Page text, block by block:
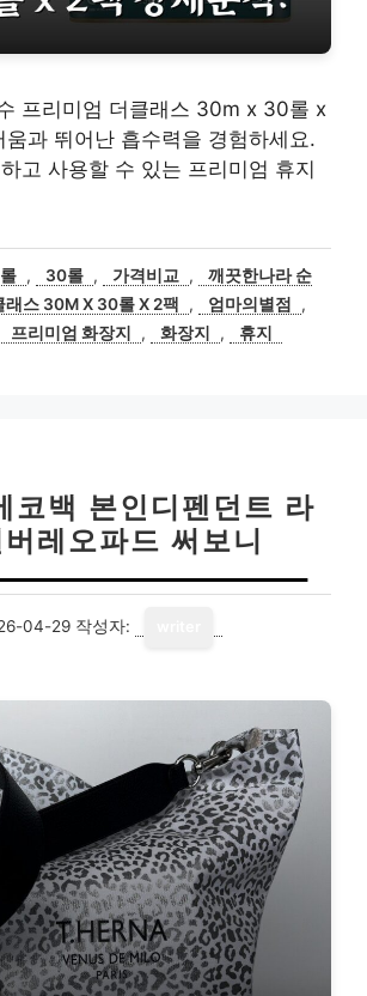
프리미엄 더클래스 30m x 30롤 x
움과 뛰어난 흡수력을 경험하세요.
고 사용할 수 있는 프리미엄 휴지
, 30롤 , 가격비교 ,
깨끗한나라 순
래스 30M X 30롤 X 2팩
, 엄마의별점
,
프리미엄 화장지 , 화장지 , 휴지
코백 본인디펜던트 라
레오파드 써보니
04-29 작성자: